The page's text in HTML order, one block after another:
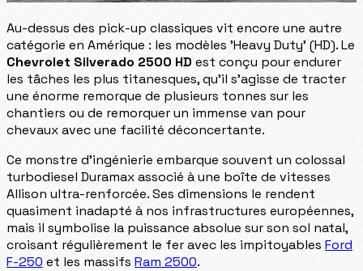
Au-dessus des pick-up classiques vit encore une autre
catégorie en Amérique : les modèles 'Heavy Duty' (HD). Le
Chevrolet Silverado 2500 HD est conçu pour endurer
les tâches les plus titanesques, qu'il s'agisse de tracter
une énorme remorque de plusieurs tonnes sur les
chantiers ou de remorquer un immense van pour
chevaux avec une facilité déconcertante.
Ce monstre d'ingénierie embarque souvent un colossal
turbodiesel Duramax associé à une boîte de vitesses
Allison ultra-renforcée. Ses dimensions le rendent
quasiment inadapté à nos infrastructures européennes,
mais il symbolise la puissance absolue sur son sol natal,
croisant régulièrement le fer avec les impitoyables Ford
F-250 et les massifs Ram 2500.